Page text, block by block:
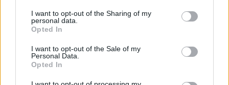
de su consentimiento, pero usted tiene el derecho de
rechazar tal procesamiento. Sus preferencias se aplicarán
cualquier momento entrando de nuevo en este sitio web o
visitando nuestra política de privacidad.
I want to opt-out of the Sharing of my
personal data.
Opted In
I want to opt-out of the Sale of my
Personal Data.
Opted In